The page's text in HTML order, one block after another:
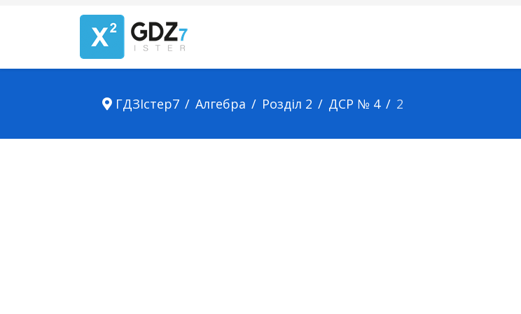
ГДЗІстер7 Алгебра Розділ 2 ДСР № 4 2